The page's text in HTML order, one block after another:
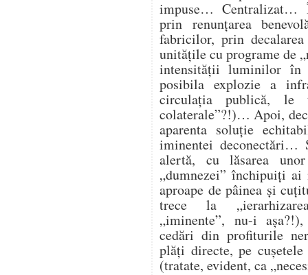
impuse… Centralizat…
prin renunțarea
fabricilor, prin
unitățile cu programe de
intensității luminilor în
posibila explozie a
circulația publică, le
colaterale”?!)… Apoi,
aparenta soluție
iminentei deconectări…
alertă, cu lăsarea
„dumnezei” închipuiți
aproape de pâinea și
trece la
„iminente”, nu-i
cedări din profiturile
plăți directe, pe
(tratate, evident, ca